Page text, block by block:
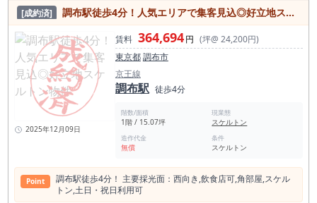
[成約済] 調布駅徒歩4分！人気エリアで集客見込◎好立地スケルトン物件
2025年12月09日
賃料 364,694円 (坪@ 24,200円)
東京都調布市
京王線
調布駅 徒歩4分
階数/面積
1階 / 15.07坪
現業態
スケルトン
造作代金
無償
条件
スケルトン
Point
調布駅徒歩4分！ 主要採光⾯：⻄向き,飲⾷店可,⾓部屋,スケル
トン,⼟⽇・祝⽇利⽤可